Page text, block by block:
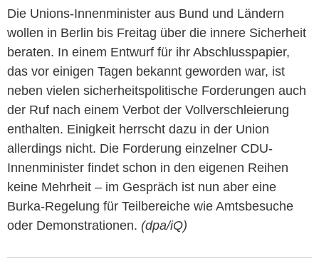
Die Unions-Innenminister aus Bund und Ländern
wollen in Berlin bis Freitag über die innere Sicherheit
beraten. In einem Entwurf für ihr Abschlusspapier,
das vor einigen Tagen bekannt geworden war, ist
neben vielen sicherheitspolitische Forderungen auch
der Ruf nach einem Verbot der Vollverschleierung
enthalten. Einigkeit herrscht dazu in der Union
allerdings nicht. Die Forderung einzelner CDU-
Innenminister findet schon in den eigenen Reihen
keine Mehrheit – im Gespräch ist nun aber eine
Burka-Regelung für Teilbereiche wie Amtsbesuche
oder Demonstrationen. (dpa/iQ)